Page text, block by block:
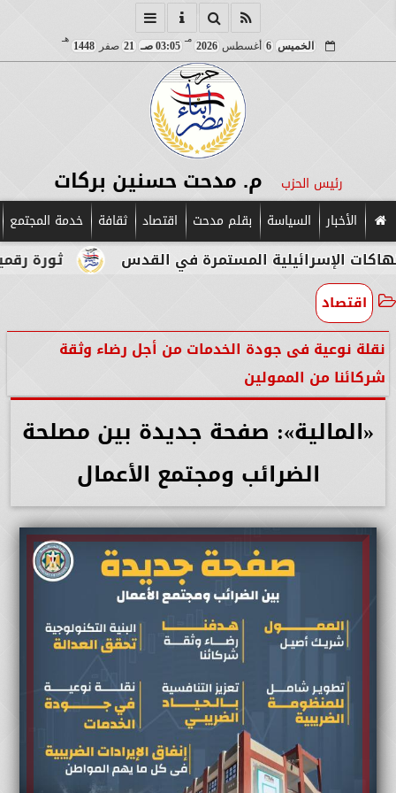
الخميس 6 أغسطس2026
مـ
03:05 صـ 21 صفر1448
هـ
رئيس الحزب م. مدحت حسنين بركات
الأخبار السياسة بقلم مدحت اقتصاد ثقافة خدمة المجتمع
ثورة رقمية في المستمرة في القدس
اقتصاد
نقلة نوعية فى جودة الخدمات من أجل رضاء وثقة
شركائنا من الممولين
«المالية»: صفحة جديدة بين مصلحة
الضرائب ومجتمع الأعمال